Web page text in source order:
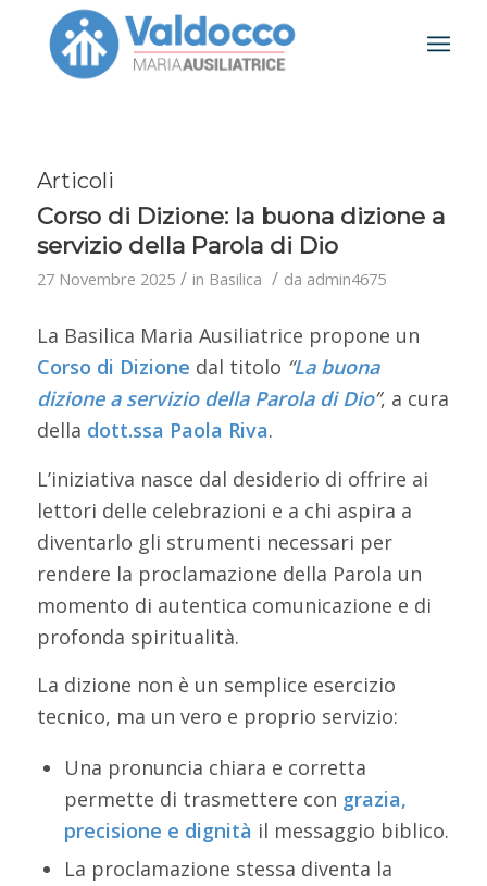
Articoli
Corso di Dizione: la buona dizione a
servizio della Parola di Dio
27 Novembre 2025 / in Basilica / da admin4675
La Basilica Maria Ausiliatrice propone un
Corso di Dizione dal titolo “La buona
dizione a servizio della Parola di Dio”, a cura
della dott.ssa Paola Riva.
L’iniziativa nasce dal desiderio di offrire ai
lettori delle celebrazioni e a chi aspira a
diventarlo gli strumenti necessari per
rendere la proclamazione della Parola un
momento di autentica comunicazione e di
profonda spiritualità.
La dizione non è un semplice esercizio
tecnico, ma un vero e proprio servizio:
Una pronuncia chiara e corretta
permette di trasmettere con grazia,
precisione e dignità il messaggio biblico.
La proclamazione stessa diventa la